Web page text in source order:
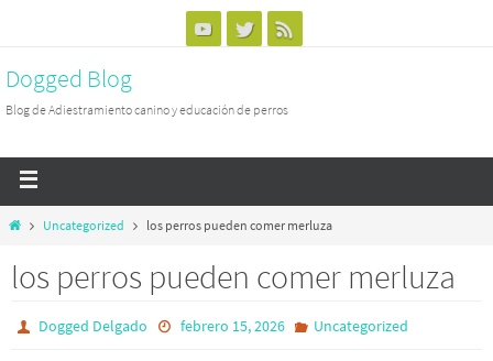
Dogged Blog
Blog de Adiestramiento canino y educación de perros
Uncategorized los perros pueden comer merluza
los perros pueden comer merluza
Dogged Delgado febrero 15, 2026 Uncategorized